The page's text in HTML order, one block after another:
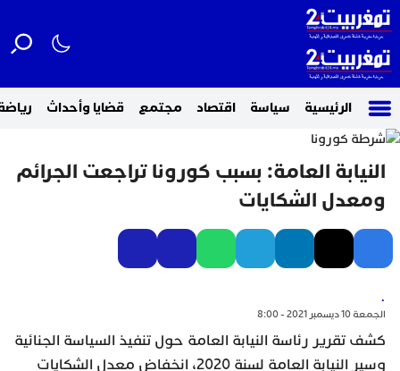
الرئيسية سياسة اقتصاد مجتمع قضايا وأحداث
النيابة العامة: بسبب كورونا تراجعت الجرائم
ومعدل الشكايات
.
الجمعة 10 ديسمبر 2021 - 8:00
كشف تقرير رئاسة النيابة العامة حول تنفيذ السياسة الجنائية
وسير النيابة العامة لسنة 2020، انخفاض معدل الشكايات